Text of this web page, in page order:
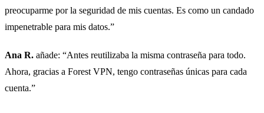
preocuparme por la seguridad de mis cuentas. Es como un candado
impenetrable para mis datos.”
Ana R. añade: “Antes reutilizaba la misma contraseña para todo.
Ahora, gracias a Forest VPN, tengo contraseñas únicas para cada
cuenta.”